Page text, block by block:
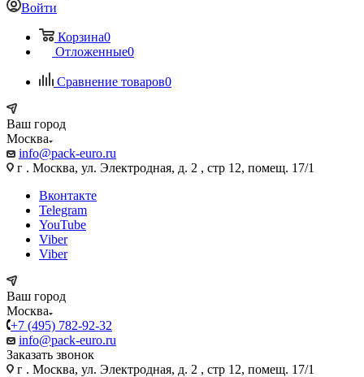
Войти
Корзина0
Отложенные0
Сравнение товаров0
Ваш город
Москва
info@pack-euro.ru
г . Москва, ул. Электродная, д. 2 , стр 12, помещ. 17/1
Вконтакте
Telegram
YouTube
Viber
Viber
Ваш город
Москва
+7 (495) 782-92-32
info@pack-euro.ru
Заказать звонок
г . Москва, ул. Электродная, д. 2 , стр 12, помещ. 17/1